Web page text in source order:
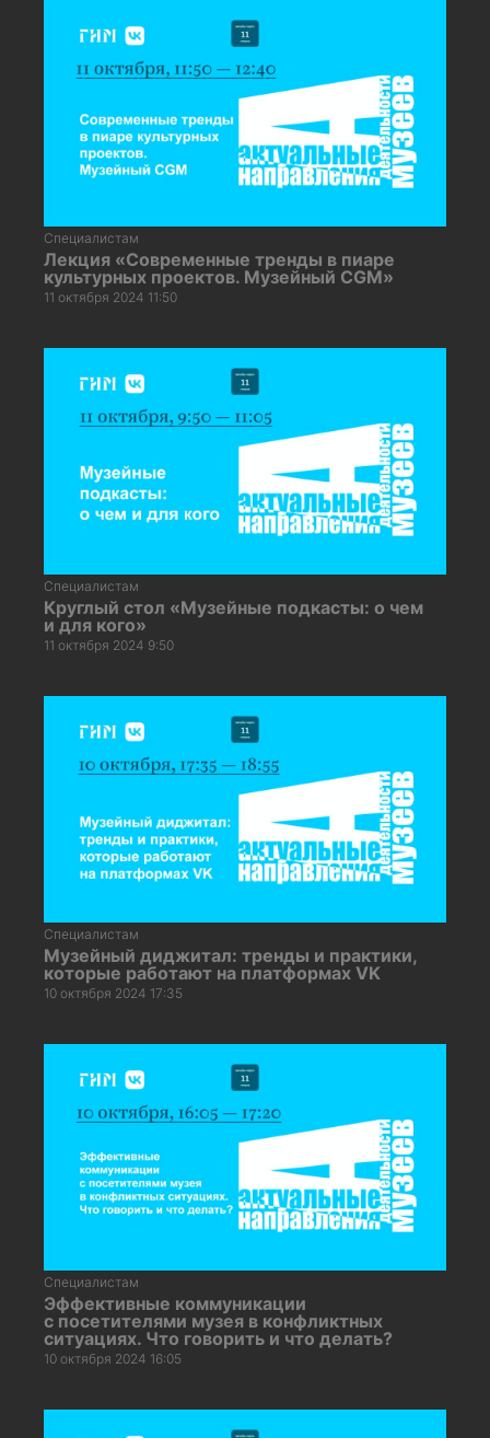
Специалистам
Лекция «Современные тренды в пиаре
культурных проектов. Музейный CGM»
11 октября 2024 11:50
Специалистам
Круглый стол «Музейные подкасты: о чем
и для кого»
11 октября 2024 9:50
Специалистам
Музейный диджитал: тренды и практики,
которые работают на платформах VK
10 октября 2024 17:35
Специалистам
Эффективные коммуникации
с посетителями музея в конфликтных
ситуациях. Что говорить и что делать?
10 октября 2024 16:05